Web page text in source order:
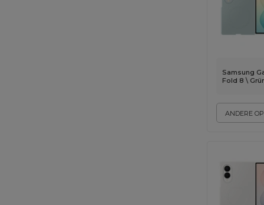
ANDERE
Samsung
Fold 8 \